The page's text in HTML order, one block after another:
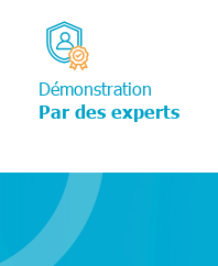
Démonstration
Par des experts